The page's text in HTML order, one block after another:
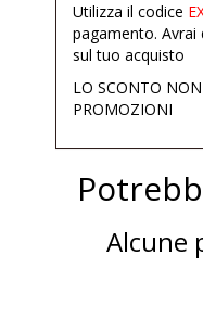
Utilizza il codice
pagamento.
sul tuo acquisto
LO SCONTO
PROMOZIONI
Alcune